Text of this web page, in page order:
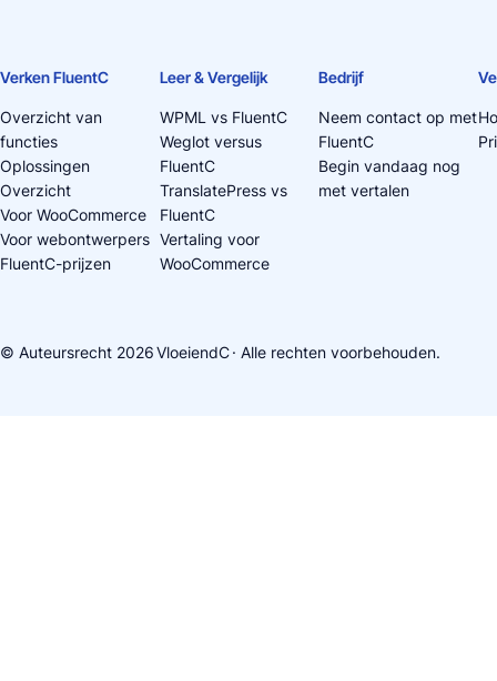
Verken FluentC
Overzicht van
functies
Oplossingen
Overzicht
Voor WooCommerce
Voor webontwerpers
FluentC-prijzen
Leer & Vergelijk
WPML vs FluentC
Weglot versus
FluentC
TranslatePress vs
FluentC
Vertaling voor
WooCommerce
Bedrijf
Neem contact op met
FluentC
Begin vandaag nog
met vertalen
© Auteursrecht 2026VloeiendC· Alle rechten voorbehouden.